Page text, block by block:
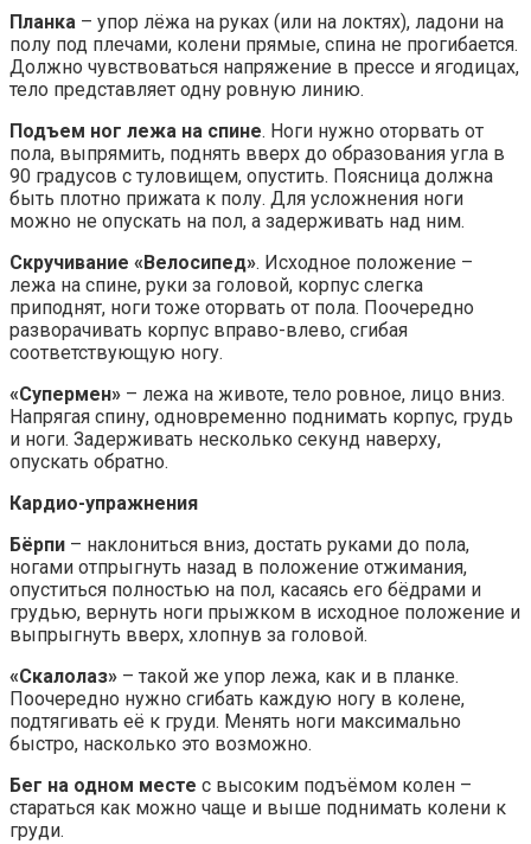
Планка – упор лёжа на руках (или на локтях), ладони на
полу под плечами, колени прямые, спина не прогибается.
Должно чувствоваться напряжение в прессе и ягодицах,
тело представляет одну ровную линию.
Подъем ног лежа на спине. Ноги нужно оторвать от
пола, выпрямить, поднять вверх до образования угла в
90 градусов с туловищем, опустить. Поясница должна
быть плотно прижата к полу. Для усложнения ноги
можно не опускать на пол, а задерживать над ним.
Скручивание «Велосипед». Исходное положение –
лежа на спине, руки за головой, корпус слегка
приподнят, ноги тоже оторвать от пола. Поочередно
разворачивать корпус вправо-влево, сгибая
соответствующую ногу.
«Супермен» – лежа на животе, тело ровное, лицо вниз.
Напрягая спину, одновременно поднимать корпус, грудь
и ноги. Задерживать несколько секунд наверху,
опускать обратно.
Кардио-упражнения
Бёрпи – наклониться вниз, достать руками до пола,
ногами отпрыгнуть назад в положение отжимания,
опуститься полностью на пол, касаясь его бёдрами и
грудью, вернуть ноги прыжком в исходное положение и
выпрыгнуть вверх, хлопнув за головой.
«Скалолаз» – такой же упор лежа, как и в планке.
Поочередно нужно сгибать каждую ногу в колене,
подтягивать её к груди. Менять ноги максимально
быстро, насколько это возможно.
Бег на одном месте с высоким подъёмом колен –
стараться как можно чаще и выше поднимать колени к
груди.